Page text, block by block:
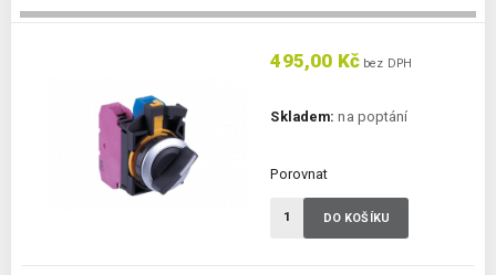
495,00 Kč bez DPH
Skladem: na poptání
Porovnat
DO KOŠÍKU